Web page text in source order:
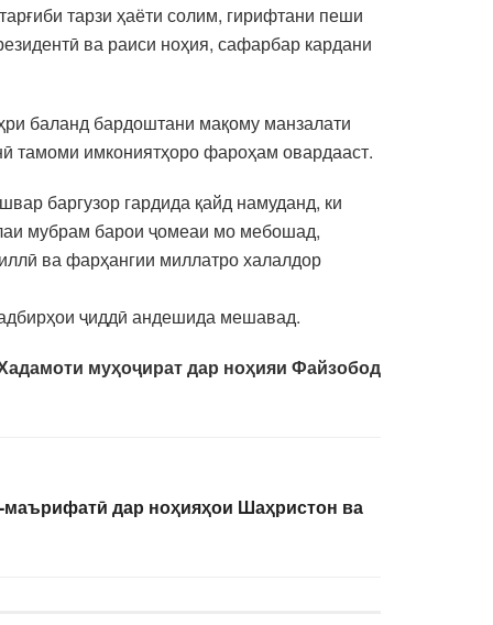
тарзи ҳаёти солим, гирифтани пеши
ва раиси ноҳия, сафарбар кардани
баланд бардоштани мақому манзалати
тамоми имкониятҳоро фароҳам овардааст.
баргузор гардида қайд намуданд, ки
мубрам барои ҷомеаи мо мебошад,
ва фарҳангии миллатро халалдор
ҷиддӣ андешида мешавад.
муҳоҷират дар ноҳияи Файзобод
дар ноҳияҳои Шаҳристон ва